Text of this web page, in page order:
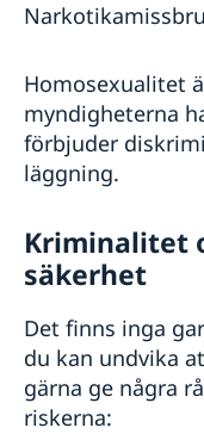
Homosexualitet
myndigheterna
förbjuder
läggning.
Kriminalitet
säkerhet
Det finns inga
du kan undvika
gärna ge några
riskerna: